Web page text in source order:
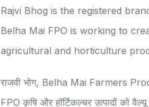
Rajvi Bhog is the registered
Belha Mai FPO is working to
agricultural and horticulture
राजवी भोग, Belha Mai Farmers
FPO कृषि और हॉर्टिकल्चर उत्पादों को